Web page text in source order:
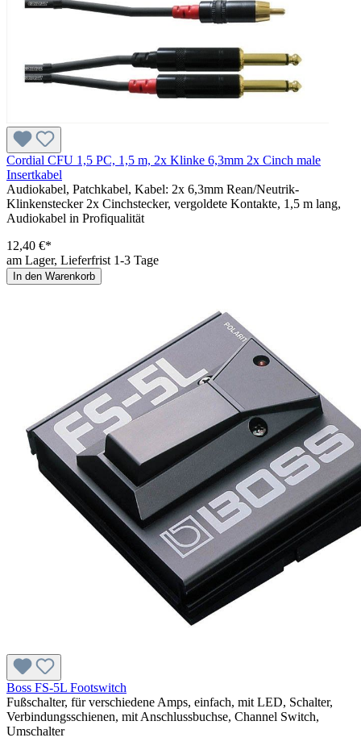
Cordial CFU 1,5 PC, 1,5 m, 2x Klinke 6,3mm 2x Cinch male
Insertkabel
Audiokabel, Patchkabel, Kabel: 2x 6,3mm Rean/Neutrik-
Klinkenstecker 2x Cinchstecker, vergoldete Kontakte, 1,5 m lang,
Audiokabel in Profiqualität
12,40 €*
am Lager, Lieferfrist 1-3 Tage
In den Warenkorb
Boss FS-5L Footswitch
Fußschalter, für verschiedene Amps, einfach, mit LED, Schalter,
Verbindungsschienen, mit Anschlussbuchse, Channel Switch,
Umschalter